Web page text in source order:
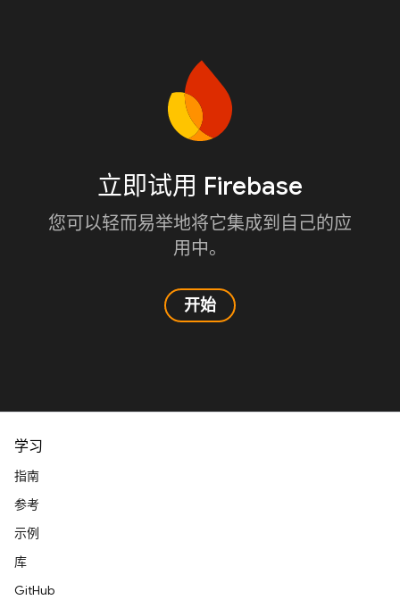
立即试用 Firebase
您可以轻而易举地将它集成到自己的应
用中。
开始
学习
指南
参考
示例
库
GitHub